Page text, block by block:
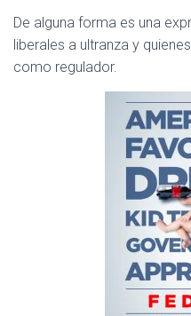
De alguna forma es una
liberales a ultranza y
como regulador.